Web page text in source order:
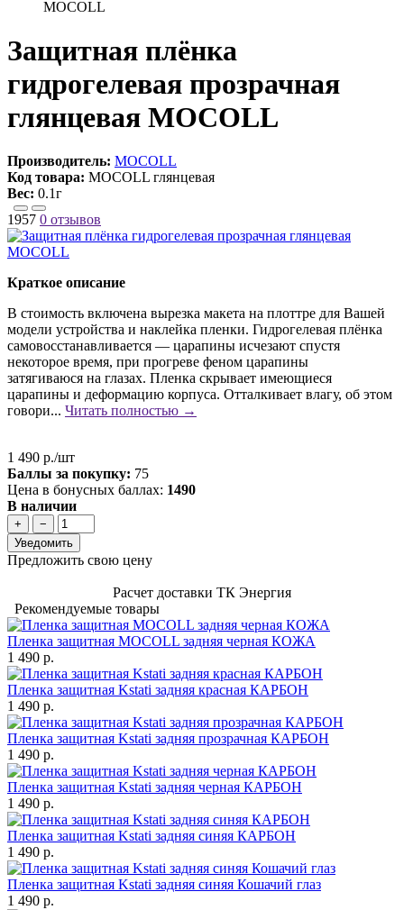
MOCOLL
Защитная плёнка
гидрогелевая прозрачная
глянцевая MOCOLL
Производитель: MOCOLL
Код товара: MOCOLL глянцевая
Вес: 0.1г
1957 0 отзывов
Краткое описание
В стоимость включена вырезка макета на плоттре для Вашей
модели устройства и наклейка пленки. Гидрогелевая плёнка
самовосстанавливается — царапины исчезают спустя
некоторое время, при прогреве феном царапины
затягиваюся на глазах. Пленка скрывает имеющиеся
царапины и деформацию корпуса. Отталкивает влагу, об этом
говори... Читать полностью →
1 490 р./шт
Баллы за покупку: 75
Цена в бонусных баллах: 1490
В наличии
+
−
Уведомить
Предложить свою цену
Расчет доставки ТК Энергия
Рекомендуемые товары
Пленка защитная MOCOLL задняя черная КОЖА
1 490 р.
Пленка защитная Kstati задняя красная КАРБОН
1 490 р.
Пленка защитная Kstati задняя прозрачная КАРБОН
1 490 р.
Пленка защитная Kstati задняя черная КАРБОН
1 490 р.
Пленка защитная Kstati задняя синяя КАРБОН
1 490 р.
Пленка защитная Kstati задняя синяя Кошачий глаз
1 490 р.